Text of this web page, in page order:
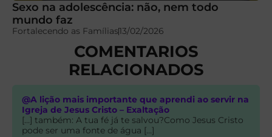
Sexo na adolescência: não, nem todo
mundo faz
Fortalecendo as Famílias13/02/2026
COMENTARIOS
RELACIONADOS
@A lição mais importante que aprendi ao servir na
Igreja de Jesus Cristo – Exaltação
[…] também: A tua fé já te salvou?Como Jesus Cristo
pode ser uma fonte de água […]